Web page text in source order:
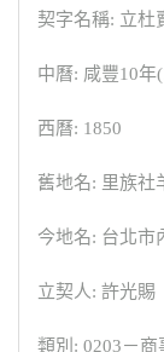
契字名稱: 立杜
中曆: 咸豐10年
西曆: 1850
舊地名: 里族社
今地名: 台北市
立契人: 許光賜
類別: 0203－